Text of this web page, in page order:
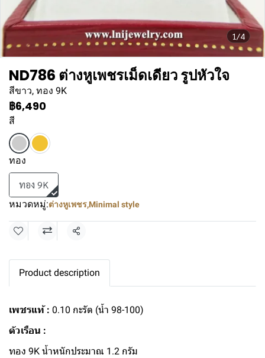
1/4
ND786 ต่างหูเพชรเม็ดเดียว รูปหัวใจ
สีขาว, ทอง 9K
฿6,490
สี
ทอง
ทอง 9K
หมวดหมู่:ต่างหูเพชร,Minimal style
แชร์
Product description
เพชรแท้ : 0.10 กะรัต (น้ำ 98-100)
ตัวเรือน :
ทอง 9K น้ำหนักประมาณ 1.2 กรัม